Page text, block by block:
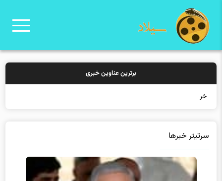
برترین عناوین خبری
خرید بیمه: سن
سرتیتر خبرها